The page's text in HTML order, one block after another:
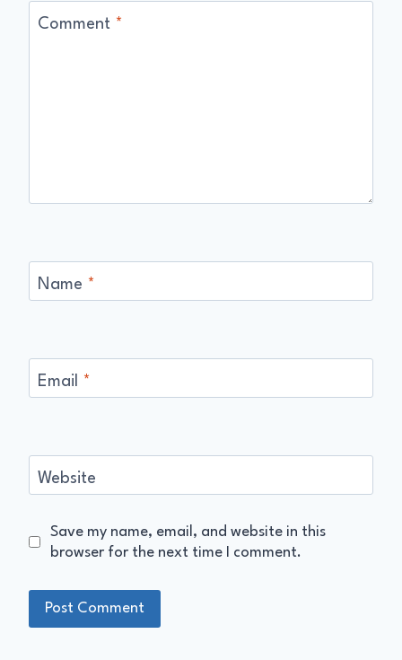
Comment *
Name *
Email *
Website
Save my name, email, and website in this
browser for the next time I comment.